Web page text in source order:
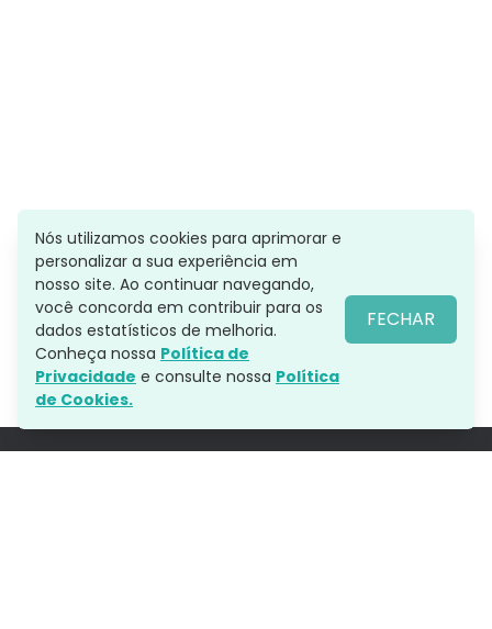
Comentários
Importante: Os comentários são de responsabilidade dos autores
e não representam a opinião do Aratu On.
Nós utilizamos cookies para aprimorar e
personalizar a sua experiência em
nosso site. Ao continuar navegando,
você concorda em contribuir para os
dados estatísticos de melhoria.
Conheça nossa Política de
Privacidade e consulte nossa Política
de Cookies.
FECHAR